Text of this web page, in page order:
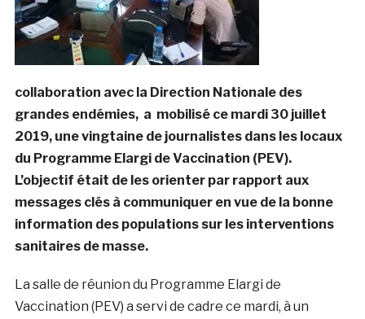
collaboration avec la Direction Nationale des
grandes endémies, a mobilisé ce mardi 30 juillet
2019, une vingtaine de journalistes dans les locaux
du Programme Elargi de Vaccination (PEV).
L’objectif était de les orienter par rapport aux
messages clés à communiquer en vue de la bonne
information des populations sur les interventions
sanitaires de masse.
La salle de réunion du Programme Elargi de
Vaccination (PEV) a servi de cadre ce mardi, à un